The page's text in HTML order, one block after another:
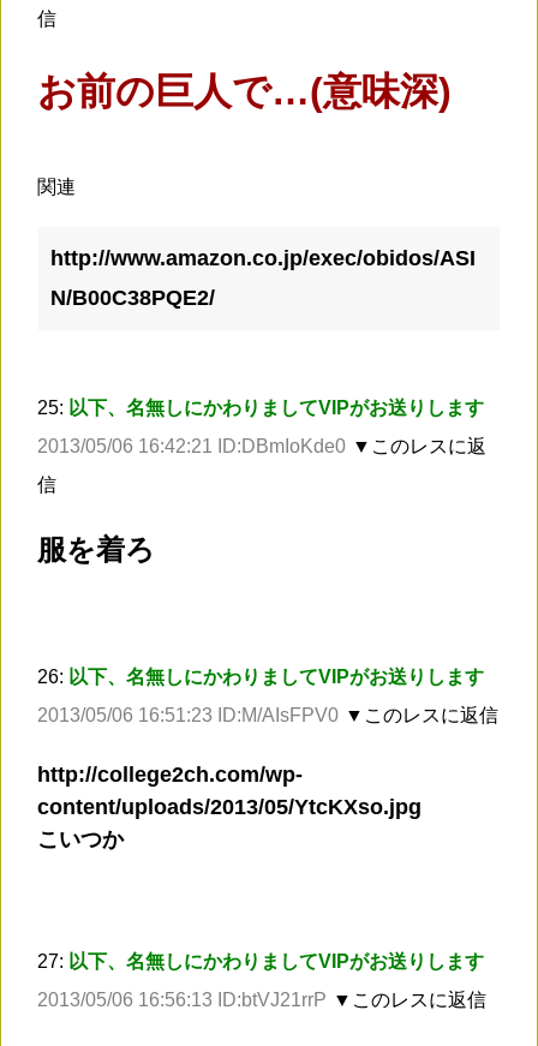
信
お前の巨人で…(意味深)
関連
http://www.amazon.co.jp/exec/obidos/ASI
N/B00C38PQE2/
25: 以下、名無しにかわりましてVIPがお送りします
2013/05/06 16:42:21 ID:DBmIoKde0 ▼このレスに返
信
服を着ろ
26: 以下、名無しにかわりましてVIPがお送りします
2013/05/06 16:51:23 ID:M/AIsFPV0 ▼このレスに返信
http://college2ch.com/wp-
content/uploads/2013/05/YtcKXso.jpg
こいつか
27: 以下、名無しにかわりましてVIPがお送りします
2013/05/06 16:56:13 ID:btVJ21rrP ▼このレスに返信